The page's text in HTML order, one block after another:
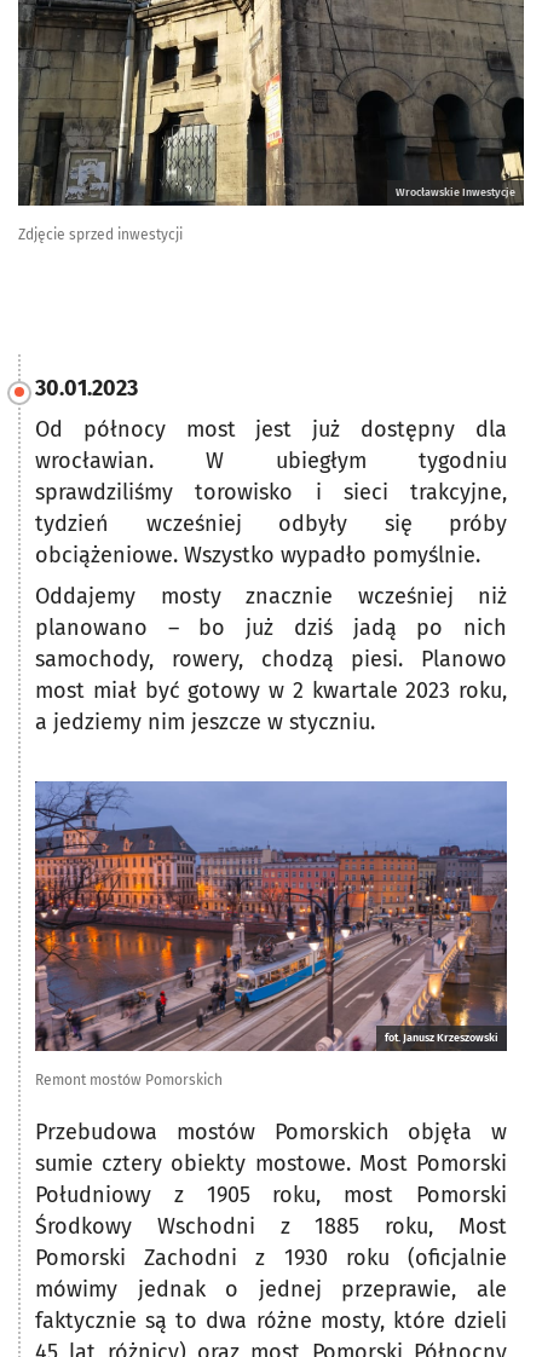
Wrocławskie Inwestycje
Zdjęcie sprzed inwestycji
30.01.2023
Od północy most jest już dostępny dla
wrocławian. W ubiegłym tygodniu
sprawdziliśmy torowisko i sieci trakcyjne,
tydzień wcześniej odbyły się próby
obciążeniowe. Wszystko wypadło pomyślnie.
Oddajemy mosty znacznie wcześniej niż
planowano – bo już dziś jadą po nich
samochody, rowery, chodzą piesi. Planowo
most miał być gotowy w 2 kwartale 2023 roku,
a jedziemy nim jeszcze w styczniu.
fot. Janusz Krzeszowski
Remont mostów Pomorskich
Przebudowa mostów Pomorskich objęła w
sumie cztery obiekty mostowe. Most Pomorski
Południowy z 1905 roku, most Pomorski
Środkowy Wschodni z 1885 roku, Most
Pomorski Zachodni z 1930 roku (oficjalnie
mówimy jednak o jednej przeprawie, ale
faktycznie są to dwa różne mosty, które dzieli